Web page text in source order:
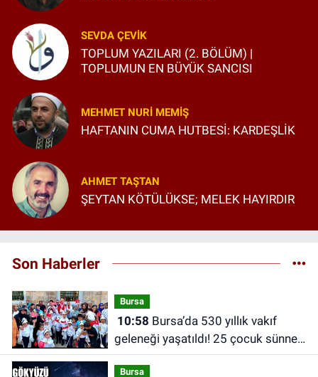
SEVDA ÇEVIK
TOPLUM YAZILARI (2. BÖLÜM) |
TOPLUMUN EN BÜYÜK SANCISI
MEHMET NURI MEMIŞ
HAFTANIN CUMA HUTBESİ: KARDEŞLİK
AHMET TAŞTAN
ŞEYTAN KÖTÜLÜKSE; MELEK HAYIRDIR
Son Haberler
Bursa
10:58
geleneği yaşatıldı! 25 çocuk sünnet
ettirildi
Bursa